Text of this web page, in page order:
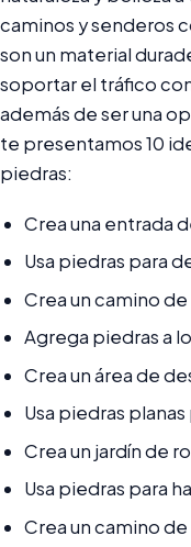
caminos y senderos
son un material
soportar el tráfico
además de ser una
te presentamos 10
piedras:
Crea una entrada
Usa piedras para
Crea un camino
Agrega piedras a
Crea un área de
Usa piedras
Crea un jardín de
Usa piedras para
Crea un camino